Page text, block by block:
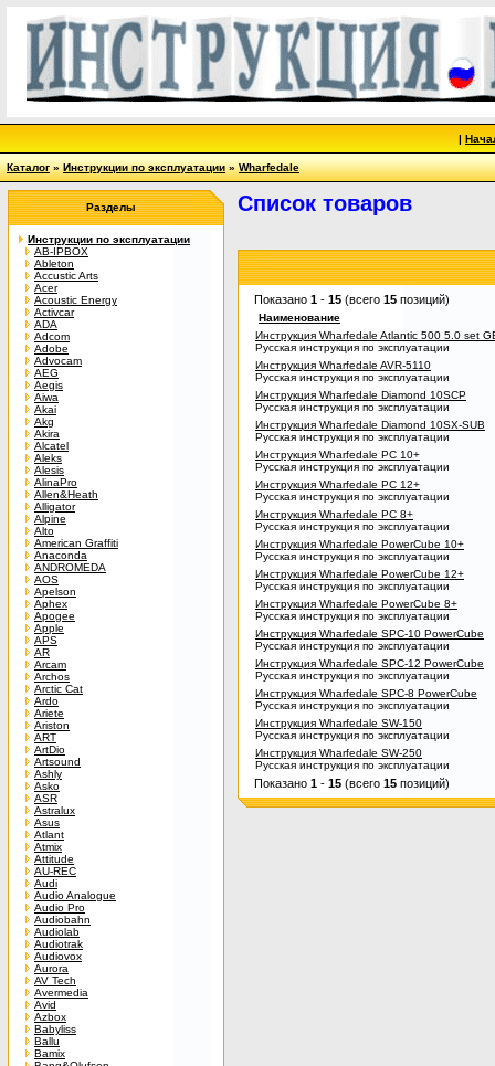
|
Каталог»Инструкции по эксплуатации»Wharfedale
Разделы
Инструкции по эксплуатации
AB-IPBOX
Ableton
Accustic Arts
Acer
Acoustic Energy
Activcar
ADA
Adcom
Adobe
Advocam
AEG
Aegis
Aiwa
Akai
Akg
Akira
Alcatel
Aleks
Alesis
AlinaPro
Allen&Heath
Alligator
Alpine
Alto
American Graffiti
Anaconda
ANDROMEDA
AOS
Apelson
Aphex
Apogee
Apple
APS
AR
Arcam
Archos
Arctic Cat
Ardo
Ariete
Ariston
ART
ArtDio
Artsound
Ashly
Asko
ASR
Astralux
Asus
Atlant
Atmix
Attitude
AU-REC
Audi
Audio Analogue
Audio Pro
Audiobahn
Audiolab
Audiotrak
Audiovox
Aurora
AV Tech
Avermedia
Avid
Azbox
Babyliss
Ballu
Bamix
Список товаров
Показано 1 - 15 (всего 15 позиций)
Наименование
Инструкция Wharfedale Atlantic 500 5.0 set
Русская инструкция по эксплуатации
Инструкция Wharfedale AVR-5110
Русская инструкция по эксплуатации
Инструкция Wharfedale Diamond 10SCP
Русская инструкция по эксплуатации
Инструкция Wharfedale Diamond 10SX-SUB
Русская инструкция по эксплуатации
Инструкция Wharfedale PC 10+
Русская инструкция по эксплуатации
Инструкция Wharfedale PC 12+
Русская инструкция по эксплуатации
Инструкция Wharfedale PC 8+
Русская инструкция по эксплуатации
Инструкция Wharfedale PowerCube 10+
Русская инструкция по эксплуатации
Инструкция Wharfedale PowerCube 12+
Русская инструкция по эксплуатации
Инструкция Wharfedale PowerCube 8+
Русская инструкция по эксплуатации
Инструкция Wharfedale SPC-10 PowerCube
Русская инструкция по эксплуатации
Инструкция Wharfedale SPC-12 PowerCube
Русская инструкция по эксплуатации
Инструкция Wharfedale SPC-8 PowerCube
Русская инструкция по эксплуатации
Инструкция Wharfedale SW-150
Русская инструкция по эксплуатации
Инструкция Wharfedale SW-250
Русская инструкция по эксплуатации
Показано 1 - 15 (всего 15 позиций)